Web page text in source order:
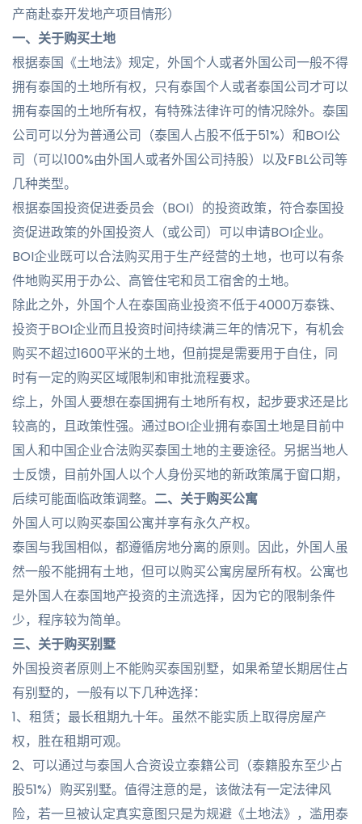
产商赴泰开发地产项目情形）
一、 关于购买土地
根据泰国《土地法》规定，外国个人或者外国公司一般不得
拥有泰国的土地所有权，只有泰国个人或者泰国公司才可以
拥有泰国的土地所有权，有特殊法律许可的情况除外。泰国
公司可以分为普通公司（泰国人占股不低于51%）和BOI公
司（可以100%由外国人或者外国公司持股）以及FBL公司等
几种类型。
根据泰国投资促进委员会（BOI）的投资政策，符合泰国投
资促进政策的外国投资人（或公司）可以申请BOI企业。
BOI企业既可以合法购买用于生产经营的土地，也可以有条
件地购买用于办公、高管住宅和员工宿舍的土地。
除此之外，外国个人在泰国商业投资不低于4000万泰铢、
投资于BOI企业而且投资时间持续满三年的情况下，有机会
购买不超过1600平米的土地，但前提是需要用于自住，同
时有一定的购买区域限制和审批流程要求。
综上，外国人要想在泰国拥有土地所有权，起步要求还是比
较高的，且政策性强。通过BOI企业拥有泰国土地是目前中
国人和中国企业合法购买泰国土地的主要途径。另据当地人
士反馈，目前外国人以个人身份买地的新政策属于窗口期，
后续可能面临政策调整。 二、 关于购买公寓
外国人可以购买泰国公寓并享有永久产权。
泰国与我国相似，都遵循房地分离的原则。因此，外国人虽
然一般不能拥有土地，但可以购买公寓房屋所有权。公寓也
是外国人在泰国地产投资的主流选择，因为它的限制条件
少，程序较为简单。
三、 关于购买别墅
外国投资者原则上不能购买泰国别墅，如果希望长期居住占
有别墅的，一般有以下几种选择：
1、租赁；最长租期九十年。虽然不能实质上取得房屋产
权，胜在租期可观。
2、可以通过与泰国人合资设立泰籍公司（泰籍股东至少占
股51%）购买别墅。值得注意的是，该做法有一定法律风
险，若一旦被认定真实意图只是为规避《土地法》，滥用泰